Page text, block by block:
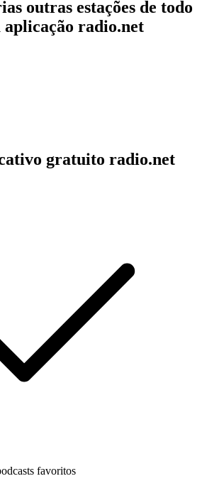
outras estações de todo
aplicação radio.net
gratuito radio.net
favoritos